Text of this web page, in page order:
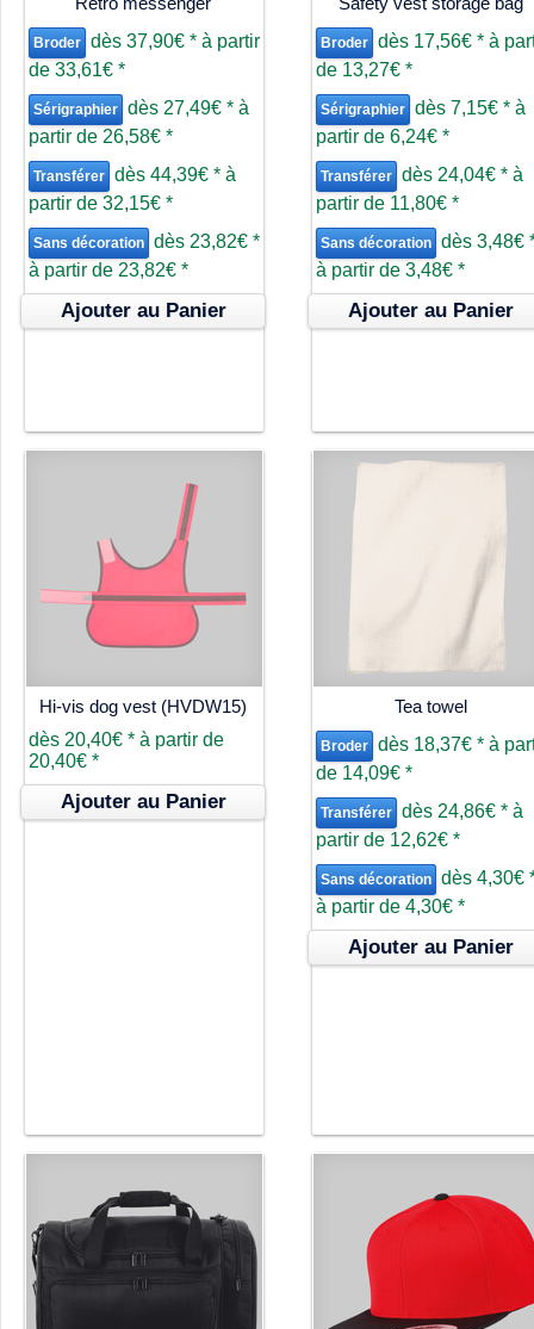
Broder dès 37,90€ * à partir
de 33,61€ *
Sérigraphier dès 27,49€ * à
partir de 26,58€ *
Transférer dès 44,39€ * à
partir de 32,15€ *
Sans décoration dès 23,82€ *
à partir de 23,82€ *
Ajouter au Panier
Broder dès 17,56€ * à
de 13,27€ *
Sérigraphier dès 7,15€ * à
partir de 6,24€ *
Transférer dès 24,04€ * à
partir de 11,80€ *
Sans décoration dès 3,48€
à partir de 3,48€ *
Ajouter au Panier
Hi-vis dog vest (HVDW15)
dès 20,40€ * à partir de
20,40€ *
Ajouter au Panier
Tea towel
Broder dès 18,37€ * à
de 14,09€ *
Transférer dès 24,86€ * à
partir de 12,62€ *
Sans décoration dès 4,30€
à partir de 4,30€ *
Ajouter au Panier